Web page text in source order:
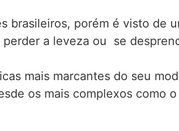
brasileiros, porém é visto de
a leveza ou se
mais marcantes do seu
os mais complexos como